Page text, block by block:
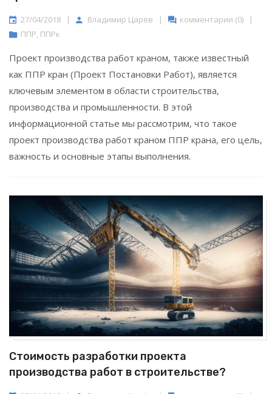
27/04/2018 | Владимир Царёв | комментарии (0)
|
ППР ППРк
Проект производства работ краном, также известный
как ППР кран (Проект Постановки Работ), является
ключевым элементом в области строительства,
производства и промышленности. В этой
информационной статье мы рассмотрим, что такое
проект производства работ краном ППР крана, его цель,
важность и основные этапы выполнения.
Стоимость разработки проекта
производства работ в строительстве?